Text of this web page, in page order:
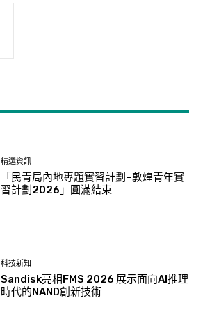
精選資訊
「民青局內地專題實習計劃–敦煌青年實
習計劃2026」圓滿結束
科技新知
Sandisk亮相FMS 2026 展示面向AI推理
時代的NAND創新技術